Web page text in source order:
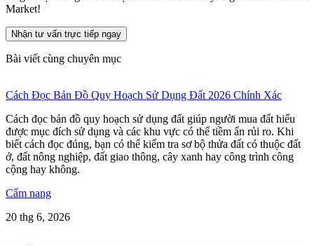
Market!
Nhận tư vấn trực tiếp ngay
Bài viết cùng chuyên mục
Cách Đọc Bản Đồ Quy Hoạch Sử Dụng Đất 2026 Chính Xác
Cách đọc bản đồ quy hoạch sử dụng đất giúp người mua đất hiểu
được mục đích sử dụng và các khu vực có thể tiềm ẩn rủi ro. Khi
biết cách đọc đúng, bạn có thể kiểm tra sơ bộ thửa đất có thuộc đất
ở, đất nông nghiệp, đất giao thông, cây xanh hay công trình công
cộng hay không.
Cẩm nang
20 thg 6, 2026